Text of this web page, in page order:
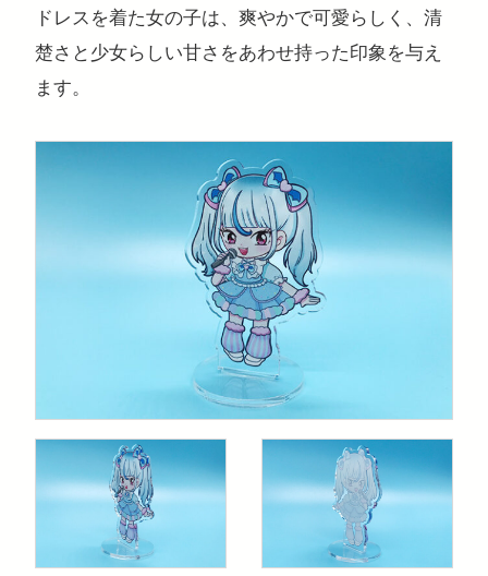
ドレスを着た女の子は、爽やかで可愛らしく、清
楚さと少女らしい甘さをあわせ持った印象を与え
ます。